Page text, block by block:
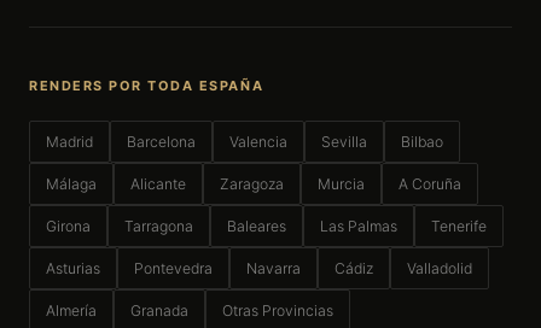
RENDERS POR TODA ESPAÑA
Madrid Barcelona Valencia Sevilla Bilbao
Málaga Alicante Zaragoza Murcia A Coruña
Girona Tarragona Baleares Las Palmas Tenerife
Asturias Pontevedra Navarra Cádiz Valladolid
Almería Granada Otras Provincias